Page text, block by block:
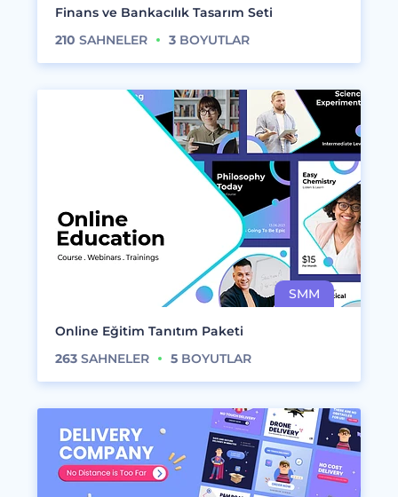
Finans ve Bankacılık Tasarım Seti
210 SAHNELER 3 BOYUTLAR
Online Eğitim Tanıtım Paketi
263 SAHNELER 5 BOYUTLAR